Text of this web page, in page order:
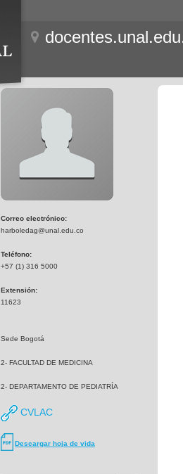
Correo electrónico:
harboledag@unal.edu.co
Teléfono:
+57 (1) 316 5000
Extensión:
11623
Sede Bogotá
2- FACULTAD DE MEDICINA
2- DEPARTAMENTO DE PEDIATRÍA
CVLAC
Descargar hoja de vida